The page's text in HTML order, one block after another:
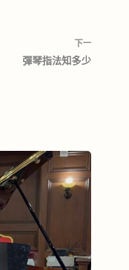
下一
彈琴指法知多少